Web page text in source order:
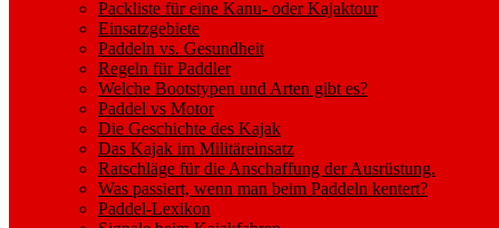
menu
Packliste für eine Kanu- oder Kajaktour
Einsatzgebiete
Paddeln vs. Gesundheit
Regeln für Paddler
Welche Bootstypen und Arten gibt es?
Paddel vs Motor
Die Geschichte des Kajak
Das Kajak im Militäreinsatz
Ratschläge für die Anschaffung der Ausrüstung.
Was passiert, wenn man beim Paddeln kentert?
Paddel-Lexikon